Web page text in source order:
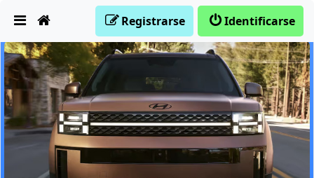
Identificarse
Registrarse